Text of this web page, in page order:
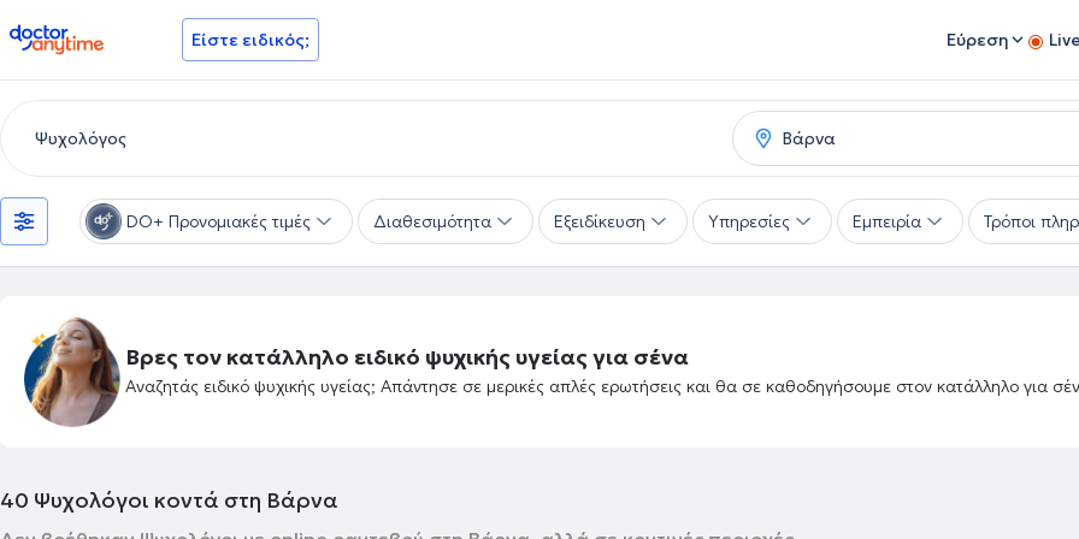
doctoranytime Είστε ειδικός; Εύρεση
DO+ Προνομιακές τιμές Διαθεσιμότητα Εξειδίκευση Υπηρεσίες Εμπειρία Τρόποι
Βρες τον κατάλληλο ειδικό ψυχικής υγείας για σένα
Αναζητάς ειδικό ψυχικής υγείας; Απάντησε σε μερικές απλές ερωτήσεις και θα σε καθοδηγήσουμε στον κατάλληλο για
40 Ψυχολόγοι κοντά στη Βάρνα